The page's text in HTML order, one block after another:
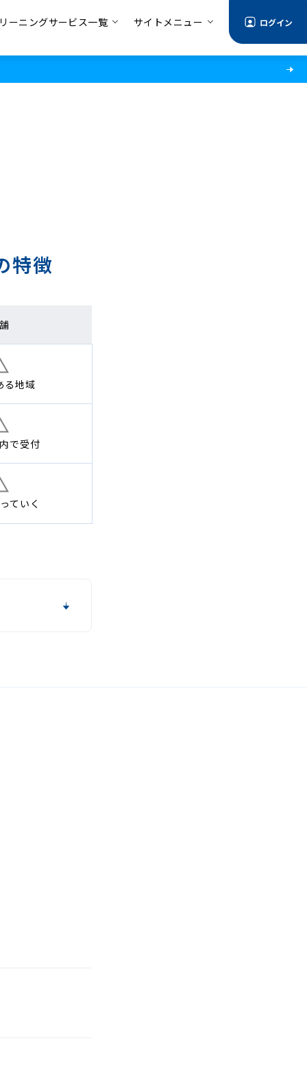
ーニングサービス一覧 サイトメニュー ログイン
特徴
る地域
で受付
ていく